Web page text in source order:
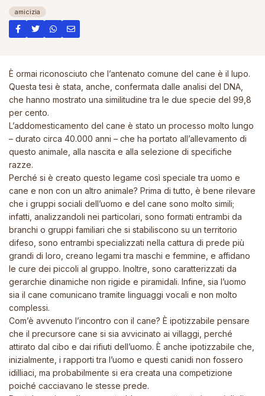
amicizia
È ormai riconosciuto che l’antenato comune del cane è il lupo.
Questa tesi è stata, anche, confermata dalle analisi del DNA,
che hanno mostrato una similitudine tra le due specie del 99,8
per cento.
L’addomesticamento del cane è stato un processo molto lungo
– durato circa 40.000 anni – che ha portato all’allevamento di
questo animale, alla nascita e alla selezione di specifiche
razze.
Perché si è creato questo legame così speciale tra uomo e
cane e non con un altro animale? Prima di tutto, è bene rilevare
che i gruppi sociali dell’uomo e del cane sono molto simili;
infatti, analizzandoli nei particolari, sono formati entrambi da
branchi o gruppi familiari che si stabiliscono su un territorio
difeso, sono entrambi specializzati nella cattura di prede più
grandi di loro, creano legami tra maschi e femmine, e affidano
le cure dei piccoli al gruppo. Inoltre, sono caratterizzati da
gerarchie dinamiche non rigide e piramidali. Infine, sia l’uomo
sia il cane comunicano tramite linguaggi vocali e non molto
complessi.
Com’è avvenuto l’incontro con il cane? È ipotizzabile pensare
che il precursore cane si sia avvicinato ai villaggi, perché
attirato dal cibo e dai rifiuti dell’uomo. È anche ipotizzabile che,
inizialmente, i rapporti tra l’uomo e questi canidi non fossero
idilliaci, ma probabilmente si era creata una competizione
poiché cacciavano le stesse prede.